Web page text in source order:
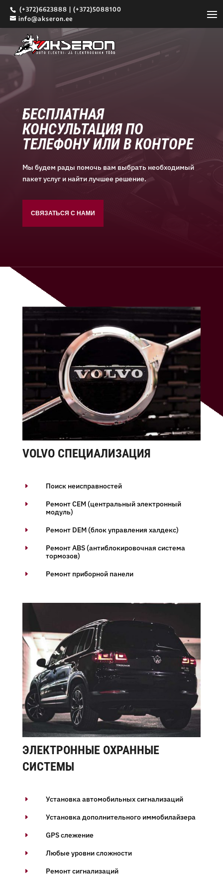
(+372)6623888 | (+372)5088100
info@akseron.ee
БЕСПЛАТНАЯ
КОНСУЛЬТАЦИЯ ПО
ТЕЛЕФОНУ ИЛИ В КОНТОРЕ
Мы будем рады помочь вам выбрать необходимый
пакет услуг и найти лучшее решение.
СВЯЗАТЬСЯ С НАМИ
VOLVO СПЕЦИАЛИЗАЦИЯ
E Поиск неисправностей
E
Ремонт СЕМ (центральный электронный
модуль)
E Ремонт DЕМ (блок управления халдекс)
E
Ремонт ABS (антиблокировочная система
тормозов)
E Ремонт приборной панели
ЭЛЕКТРОННЫЕ ОХРАННЫЕ
СИСТЕМЫ
E Установка автомобильных сигнализаций
E Установка дополнительного иммобилайзера
E GPS слежение
E Любые уровни сложности
E Ремонт сигнализаций